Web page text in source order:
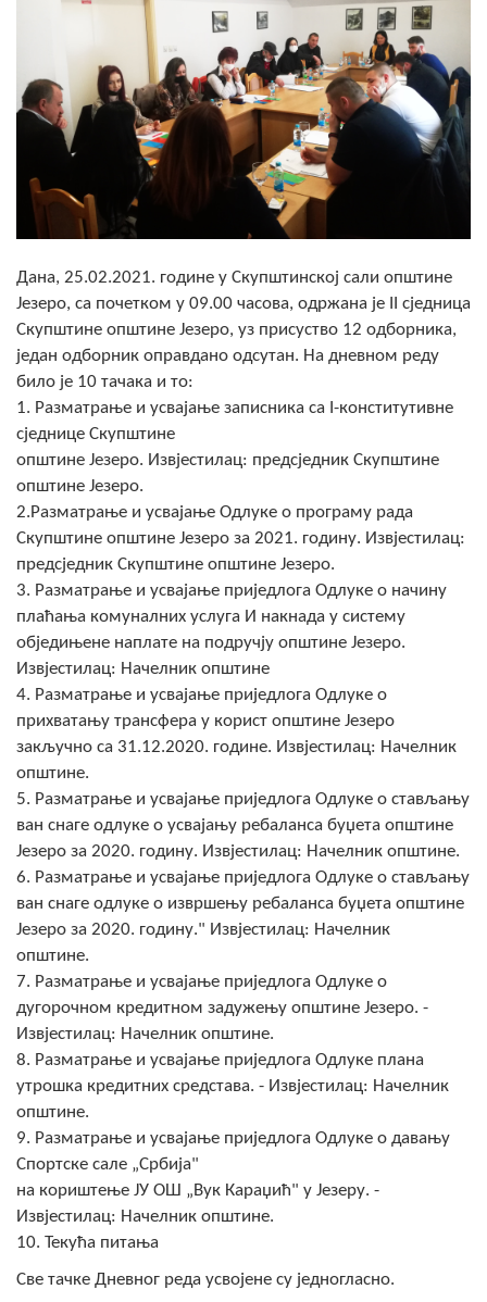
О Начелнику
Замјеник начелника
Извјештај о раду начелника
СКУПШТИНА
Статут Општине
Скупштинско вијеће општине језеро
Састав Скупштине
Службени Гласници
ОПШТИНСКА УПРАВА
ИНФО
Вијести
Активности
Јавни позиви
Обавјештења
Заштита од пожара
COVID 19
Геоистраживања
ФИНАНСИЈЕ
ПРИВРЕДА
Пољопривреда
Туризам
Спорт
ЦИВИЛНА ЗАШТИТА
КОНТАКТ
Дана, 25.02.2021. године у Скупштинској сали општине
Језеро, са почетком у 09.00 часова, одржана је II сједница
Скупштине општине Језеро, уз присуство 12 одборника,
један одборник оправдано одсутан. На дневном реду
било је 10 тачака и то:
1. Разматрање и усвајање записника са I-конститутивне
сједнице Скупштине
општине Језеро. Извјестилац: предсједник Скупштине
општине Језеро.
2.Разматрање и усвајање Одлуке о програму рада
Скупштине општине Језеро за 2021. годину. Извјестилац:
предсједник Скупштине општине Језеро.
3. Разматрање и усвајање приједлога Одлуке о начину
плаћања комуналних услуга И накнада у систему
обједињене наплате на подручју општине Језеро.
Извјестилац: Начелник општине
4. Разматрање и усвајање приједлога Одлуке о
прихватању трансфера у корист општине Језеро
закључно са 31.12.2020. године. Извјестилац: Начелник
општине.
5. Разматрање и усвајање приједлога Одлуке о стављању
ван снаге одлуке о усвајању ребаланса буџета општине
Језеро за 2020. годину. Извјестилац: Начелник општине.
6. Разматрање и усвајање приједлога Одлуке о стављању
ван снаге одлуке о извршењу ребаланса буџета општине
Језеро за 2020. годину." Извјестилац: Начелник
општине.
7. Разматрање и усвајање приједлога Одлуке о
дугорочном кредитном задужењу општине Језеро. -
Извјестилац: Начелник општине.
8. Разматрање и усвајање приједлога Одлуке плана
утрошка кредитних средстава. - Извјестилац: Начелник
општине.
9. Разматрање и усвајање приједлога Одлуке о давању
Спортске сале „Србија"
на кориштење ЈУ ОШ „Вук Караџић" у Језеру. -
Извјестилац: Начелник општине.
10. Текућа питања
Све тачке Дневног реда усвојене су једногласно.